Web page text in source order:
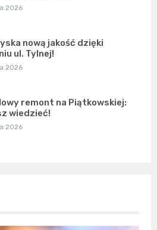
2026
nową jakość dzięki
ul. Tylnej!
2026
remont na Piątkowskiej:
wiedzieć!
2026